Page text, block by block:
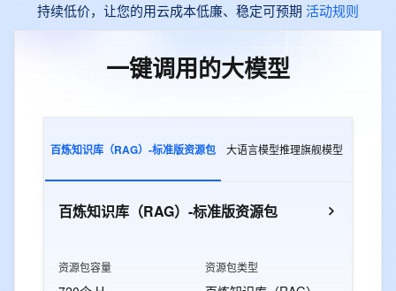
持续低价，让您的用云成本低廉、稳定可预期 活动规则
一键调用的大模型
百炼知识库（RAG）-标准版资源包 大语言模型推理旗舰模型
百炼知识库（RAG）-标准版资源包
资源包容量 资源包类型